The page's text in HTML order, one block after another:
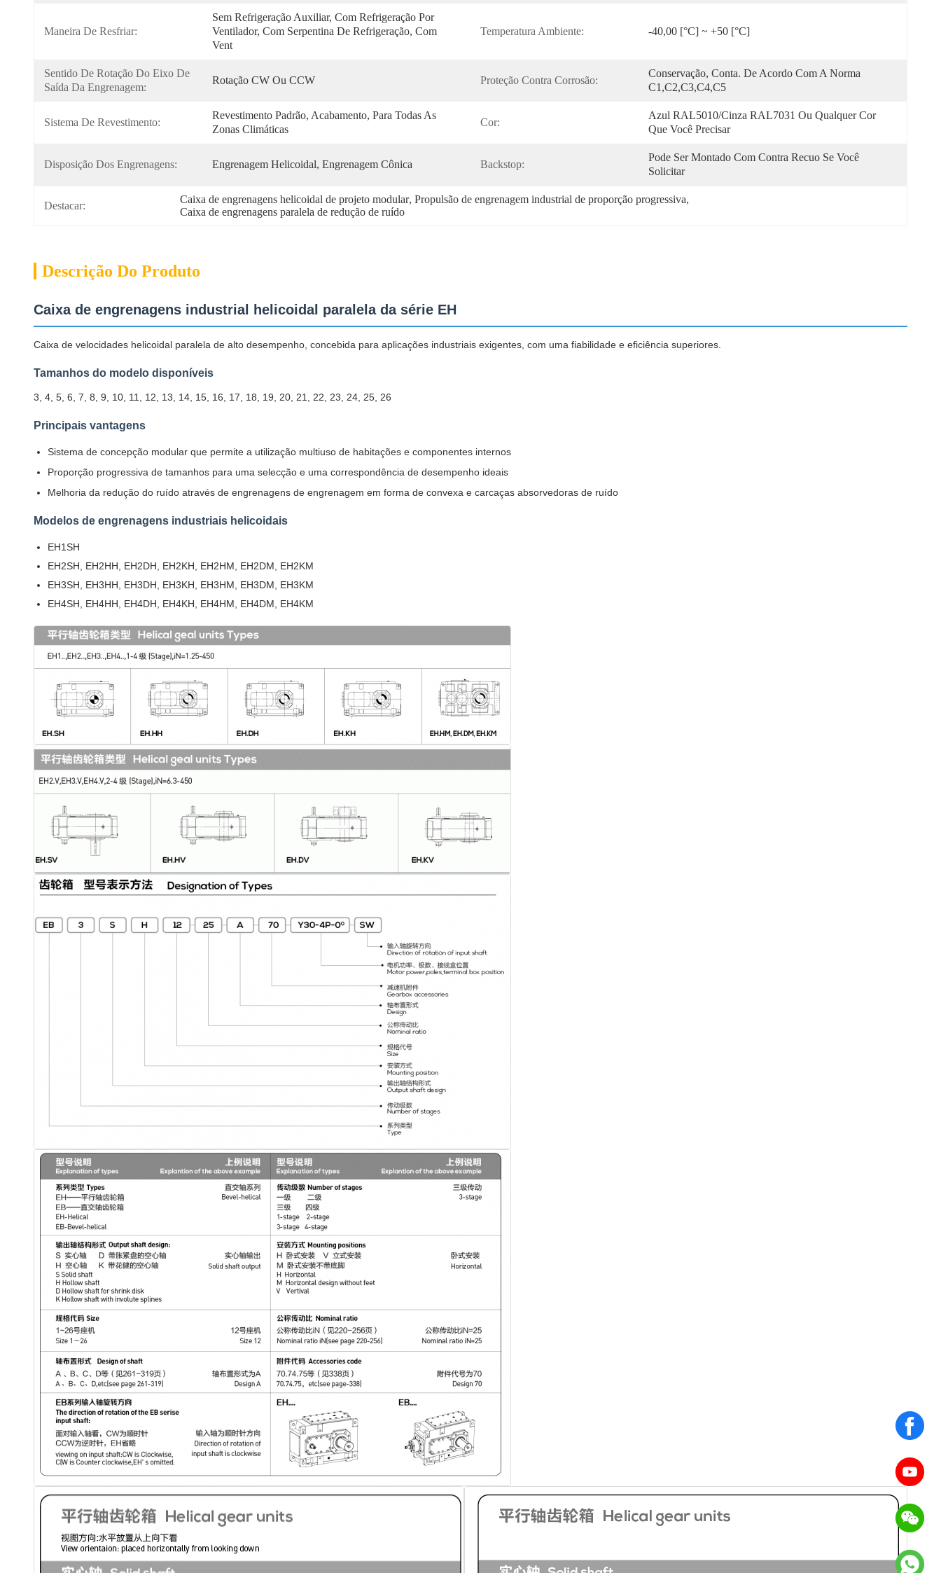
Maneira De Resfriar:
Sem Refrigeração Auxiliar, Com Refrigeração Por
Ventilador, Com Serpentina De Refrigeração, Com
Vent
Temperatura Ambiente: -40,00 [°C] ~ +50 [°C]
Sentido De Rotação Do Eixo De
Saída Da Engrenagem:
Rotação CW Ou CCW Proteção Contra Corrosão:
Conservação, Conta. De Acordo Com A Norma
C1,C2,C3,C4,C5
Sistema De Revestimento:
Revestimento Padrão, Acabamento, Para Todas As
Zonas Climáticas
Cor:
Azul RAL5010/Cinza RAL7031 Ou Qualquer Cor
Que Você Precisar
Disposição Dos Engrenagens: Engrenagem Helicoidal, Engrenagem Cônica Backstop:
Pode Ser Montado Com Contra Recuo Se Você
Solicitar
Destacar:
Caixa de engrenagens helicoidal de projeto modular, Propulsão de engrenagem industrial de proporção progressiva,
Caixa de engrenagens paralela de redução de ruído
Descrição Do Produto
Caixa de engrenagens industrial helicoidal paralela da série EH
Caixa de velocidades helicoidal paralela de alto desempenho, concebida para aplicações industriais exigentes, com uma fiabilidade e eficiência superiores.
Tamanhos do modelo disponíveis
3, 4, 5, 6, 7, 8, 9, 10, 11, 12, 13, 14, 15, 16, 17, 18, 19, 20, 21, 22, 23, 24, 25, 26
Principais vantagens
Sistema de concepção modular que permite a utilização multiuso de habitações e componentes internos
Proporção progressiva de tamanhos para uma selecção e uma correspondência de desempenho ideais
Melhoria da redução do ruído através de engrenagens de engrenagem em forma de convexa e carcaças absorvedoras de ruído
Modelos de engrenagens industriais helicoidais
EH1SH
EH2SH, EH2HH, EH2DH, EH2KH, EH2HM, EH2DM, EH2KM
EH3SH, EH3HH, EH3DH, EH3KH, EH3HM, EH3DM, EH3KM
EH4SH, EH4HH, EH4DH, EH4KH, EH4HM, EH4DM, EH4KM